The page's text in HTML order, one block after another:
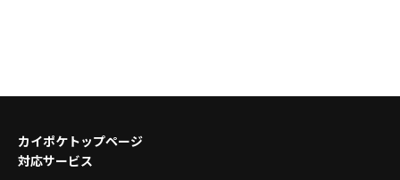
カイポケトップページ
対応サービス